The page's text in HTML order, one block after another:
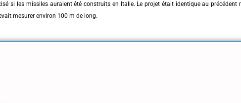
si les missiles auraient été construits en Italie. Le projet était identique au
mesurer environ 100 m de long.